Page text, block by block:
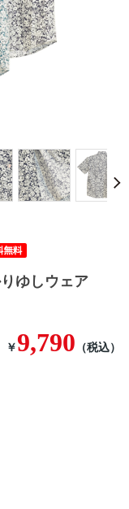
ゆしウェア
￥9,790 （税込）